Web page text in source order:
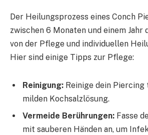
Der Heilungsprozess eines Conch
zwischen 6 Monaten und einem Jahr
von der Pflege und individuellen
Hier sind einige Tipps zur Pflege:
Reinigung: Reinige dein
milden Kochsalzlösung.
Vermeide Berührungen: Fasse
mit sauberen Händen an, um